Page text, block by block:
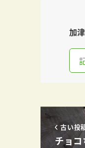
加
古い投
チョ